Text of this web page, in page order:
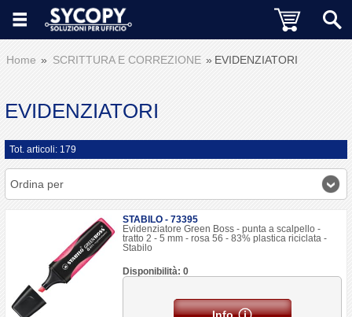
Home SCRITTURA E CORREZIONE EVIDENZIATORI
EVIDENZIATORI
Tot. articoli: 179
Ordina per
STABILO - 73395
Evidenziatore Green Boss - punta a scalpello -
tratto 2 - 5 mm - rosa 56 - 83% plastica riciclata -
Stabilo
Disponibilità: 0